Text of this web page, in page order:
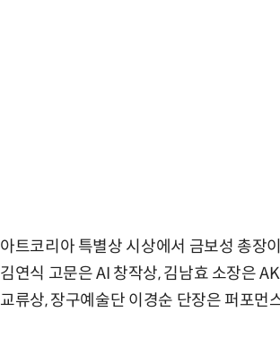
아트코리아 특별상 시상에서 금보성 총장
김연식 고문은 AI 창작상, 김남효 소장은
교류상, 장구예술단 이경순 단장은 퍼포먼